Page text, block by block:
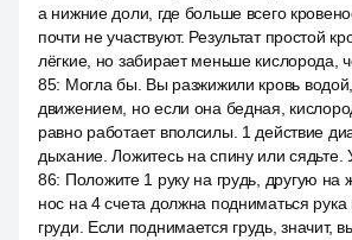
а нижние доли, где больше всего
почти не участвуют. Результат простой
лёгкие, но забирает меньше кислорода,
85: Могла бы. Вы разжижили кровь
движением, но если она бедная,
равно работает вполсилы. 1 действие
дыхание. Ложитесь на спину или сядьте.
86: Положите 1 руку на грудь, другую на
нос на 4 счета должна подниматься
груди. Если поднимается грудь, значит,